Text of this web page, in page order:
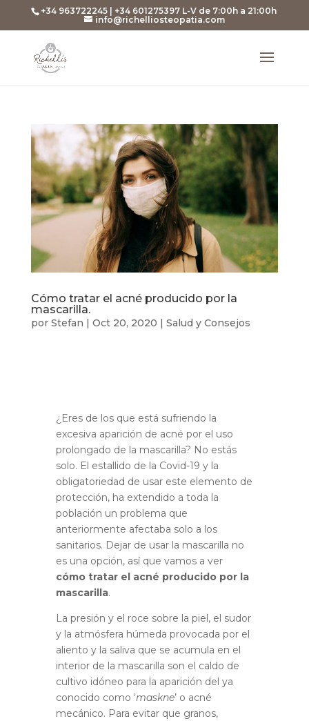
+34 963722245 | +34 601275397 L-V de 7:00h a 21:00h
info@richelliosteopatia.com
Cómo tratar el acné producido por la
mascarilla.
por Stefan | Oct 20, 2020 | Salud y Consejos
¿Eres de los que está sufriendo la
excesiva aparición de acné por el uso
prolongado de la mascarilla? No estás
solo. El estallido de la Covid-19 y la
obligatoriedad de usar este elemento de
protección, ha extendido a toda la
población un problema que
anteriormente afectaba solo a los
sanitarios. Dejar de usar la mascarilla no
es una opción, así que vamos a ver
cómo tratar el acné producido por la
mascarilla.
La presión y el roce sobre la piel, el sudor
y la atmósfera húmeda provocada por el
aliento y la saliva que se acumula en el
interior de la mascarilla son el caldo de
cultivo idóneo para la aparición del ya
conocido como ‘maskne’ o acné
mecánico. Para evitar que granos,